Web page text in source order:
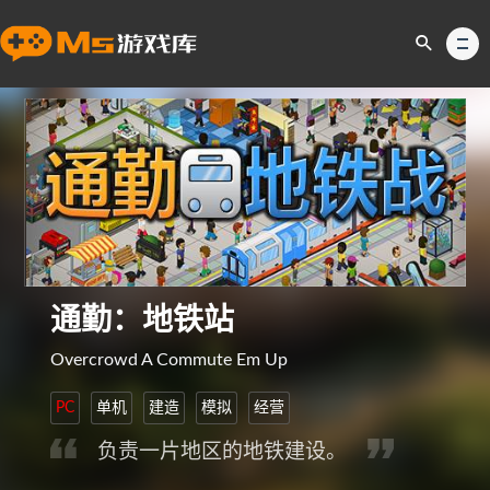
通勤：地铁站
Overcrowd A Commute Em Up
PC 单机 建造 模拟 经营
负责一片地区的地铁建设。